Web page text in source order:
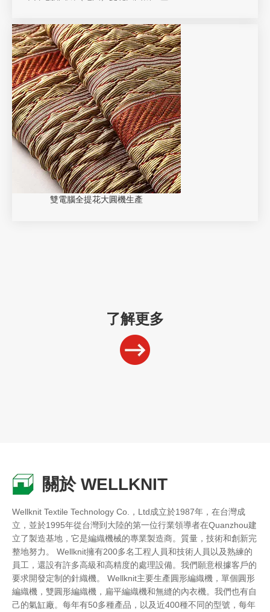
雙電腦全提花大圓機生產
了解更多
關於 WELLKNIT
Wellknit Textile Technology Co.，Ltd成立於1987年，在台灣成
立，並於1995年從台灣到大陸的第一位行業領導者在Quanzhou建
立了製造基地，它是編織機械的專業製造商。質量，技術和創新完
整地努力。 Wellknit擁有200多名工程人員和技術人員以及熟練的
員工，還設有許多高級和高精度的處理設備。我們願意根據客戶的
要求開發定制的針織機。 Wellknit主要生產圓形編織機，單個圓形
編織機，雙圓形編織機，扁平編織機和無縫的內衣機。我們也有自
己的氣缸廠。每年有50多種產品，以及近400種不同的型號，每年